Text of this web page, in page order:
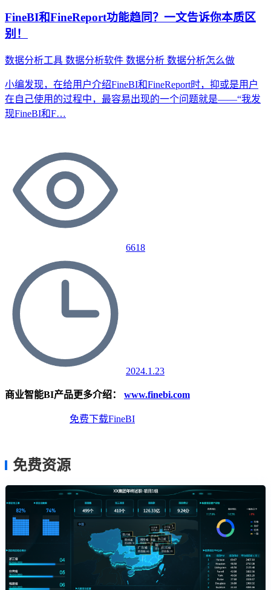
FineBI和FineReport功能趋同？一文告诉你本质区
别！
数据分析工具 数据分析软件 数据分析 数据分析怎么做
小编发现，在给用户介绍FineBI和FineReport时，抑或是用户
在自己使用的过程中，最容易出现的一个问题就是——“我发
现FineBI和F…
6618
2024.1.23
商业智能BI产品更多介绍： www.finebi.com
免费下载FineBI
免费资源